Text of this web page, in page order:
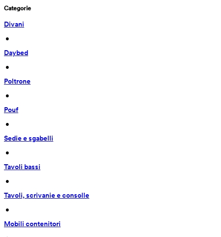
Categorie
Divani
•
Daybed
•
Poltrone
•
Pouf
•
Sedie e sgabelli
•
Tavoli bassi
•
Tavoli, scrivanie e consolle
•
Mobili contenitori